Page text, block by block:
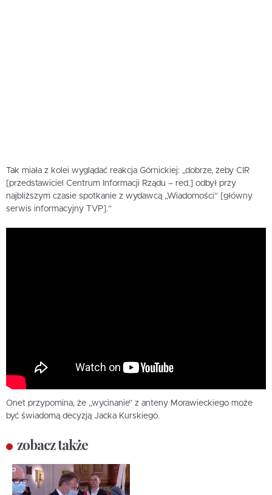
Tak miała z kolei wyglądać reakcja Górnickiej: „dobrze, żeby CIR
[przedstawiciel Centrum Informacji Rządu – red.] odbył przy
najbliższym czasie spotkanie z wydawcą „Wiadomości” [główny
serwis informacyjny TVP].”
Onet przypomina, że „wycinanie” z anteny Morawieckiego może
być świadomą decyzją Jacka Kurskiego.
zobacz także